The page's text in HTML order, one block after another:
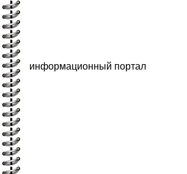
информационный портал